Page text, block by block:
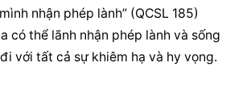
nhận phép lành” (QCSL 185)
có thể lãnh nhận phép lành và sống
với tất cả sự khiêm hạ và hy vọng.